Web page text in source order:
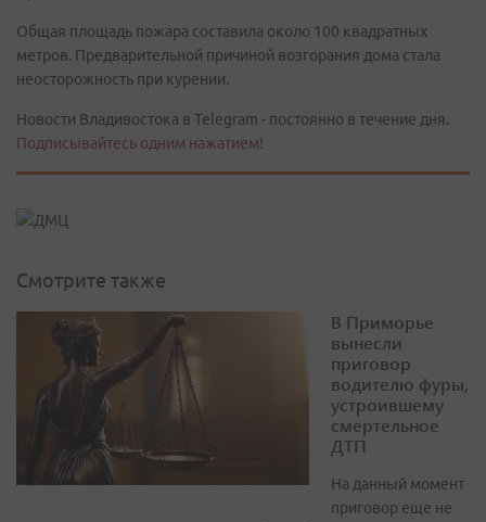
Общая площадь пожара составила около 100 квадратных
метров. Предварительной причиной возгорания дома стала
неосторожность при курении.
Новости Владивостока в Telegram - постоянно в течение дня.
Подписывайтесь одним нажатием!
Смотрите также
В Приморье
вынесли
приговор
водителю фуры,
устроившему
смертельное
ДТП
На данный момент
приговор еще не